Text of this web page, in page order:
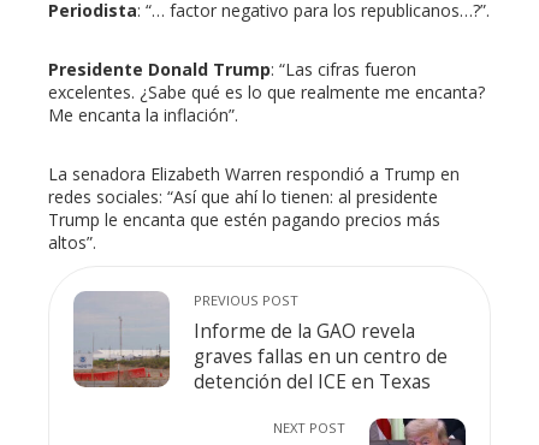
Periodista: “… factor negativo para los republicanos…?”.
Presidente Donald Trump: “Las cifras fueron
excelentes. ¿Sabe qué es lo que realmente me encanta?
Me encanta la inflación”.
La senadora Elizabeth Warren respondió a Trump en
redes sociales: “Así que ahí lo tienen: al presidente
Trump le encanta que estén pagando precios más
altos”.
PREVIOUS POST
Informe de la GAO revela
graves fallas en un centro de
detención del ICE en Texas
NEXT POST